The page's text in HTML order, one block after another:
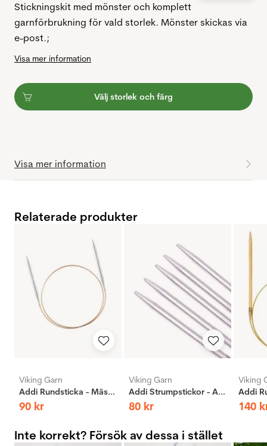
Stickningskit med mönster och komplett
garnförbrukning för vald storlek. Mönster skickas via
e-post.;
Visa mer information
Välj storlek och färg
Visa mer information
Relaterade produkter
Viking Garn
Addi Rundsticka - Mässing
90 kr
Viking Garn
Addi Strumpstickor - Aluminium
80 kr
Viking
140
Inte korrekt? Försök av dessa i stället